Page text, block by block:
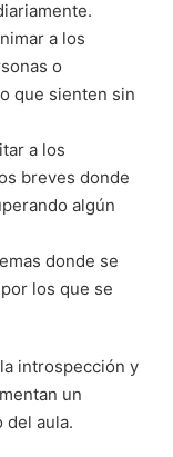
a los
o
que sienten sin
a los
breves donde
algún
donde se
los que se
introspección y
un
del aula.